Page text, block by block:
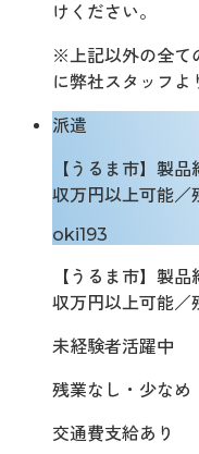
けください。
※上記以外の全て
に弊社スタッフよ
派遣
【うるま市】製
収万円以上可能
oki193
【うるま市】製
収万円以上可能
未経験者活躍中
残業なし・少なめ
交通費支給あり